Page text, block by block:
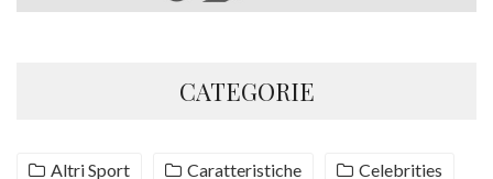
CATEGORIE
Altri Sport Caratteristiche Celebrities